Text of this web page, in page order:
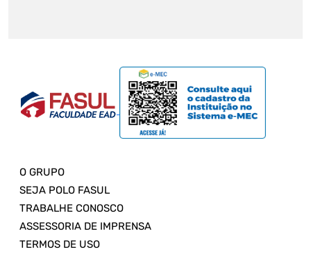
O GRUPO
SEJA POLO FASUL
TRABALHE CONOSCO
ASSESSORIA DE IMPRENSA
TERMOS DE USO